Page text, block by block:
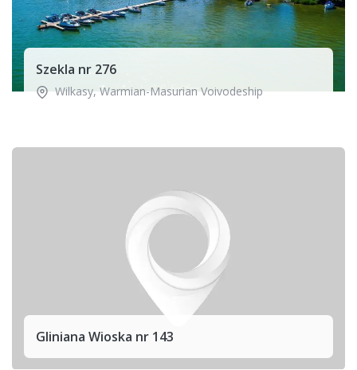
Szekla nr 276
Wilkasy, Warmian-Masurian Voivodeship
Gliniana Wioska nr 143